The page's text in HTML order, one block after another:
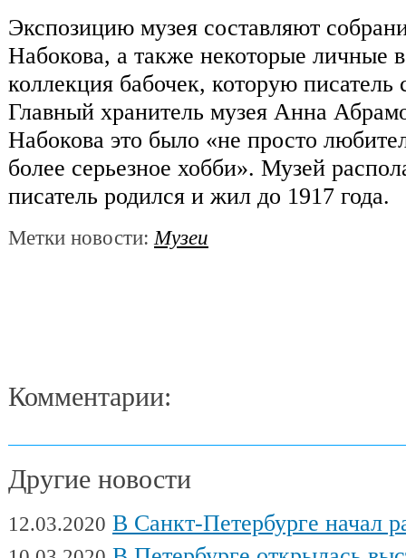
Экспозицию музея составляют
Набокова, а также некоторые личные
коллекция бабочек, которую писатель
Главный хранитель музея Анна
Набокова это было «не просто
более серьезное хобби». Музей
писатель родился и жил до 1917 года.
Метки новости:Музеи
Комментарии:
Другие новости
12.03.2020 В Санкт-Петербурге начал работу